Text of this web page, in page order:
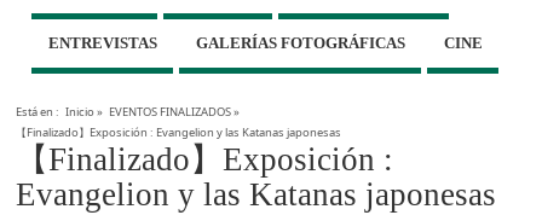
ENTREVISTAS GALERÍAS FOTOGRÁFICAS CINE
Está en : Inicio» EVENTOS FINALIZADOS»
【Finalizado】Exposición : Evangelion y las Katanas japonesas
【Finalizado】Exposición :
Evangelion y las Katanas japonesas